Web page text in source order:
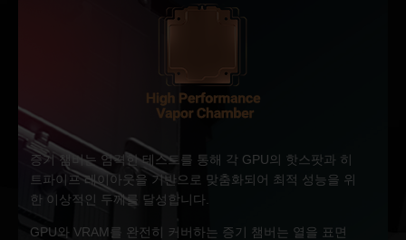
증기 챔버는 엄격한 테스트를 통해 각 GPU의 핫스팟과 히
트파이프 레이아웃을 기반으로 맞춤화되어 최적 성능을 위
한 이상적인 두께를 달성합니다.
GPU와 VRAM를 완전히 커버하는 증기 챔버는 열을 표면